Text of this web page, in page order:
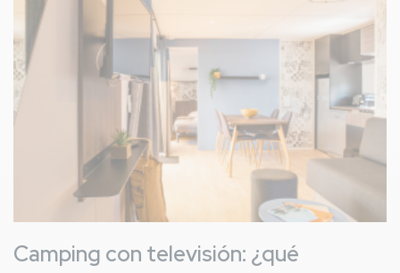
Camping con televisión: ¿qué